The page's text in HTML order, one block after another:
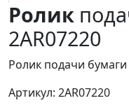
Ролик
2AR07220
Ролик подачи бумаги
Артикул: 2AR07220